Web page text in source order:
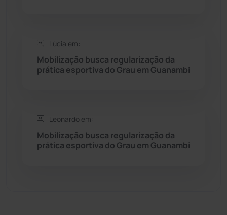
Sudoeste Baiano
Tanhaçu (425)
Lúcia em:
Mobilização busca regularização da
prática esportiva do Grau em Guanambi
Leonardo em:
Mobilização busca regularização da
prática esportiva do Grau em Guanambi